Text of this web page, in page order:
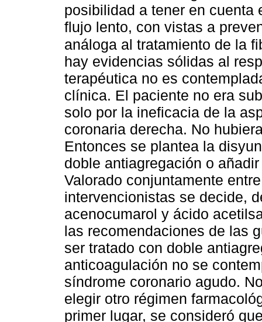
posibilidad a tener en cuenta
flujo lento, con vistas a
análoga al tratamiento de la
hay evidencias sólidas al
terapéutica no es
clínica. El paciente no era
solo por la ineficacia de la
coronaria derecha. No
Entonces se plantea la
doble antiagregación o
Valorado conjuntamente
intervencionistas se decide,
acenocumarol y ácido
las recomendaciones de las
ser tratado con doble
anticoagulación no se
síndrome coronario agudo.
elegir otro régimen
primer lugar, se consideró